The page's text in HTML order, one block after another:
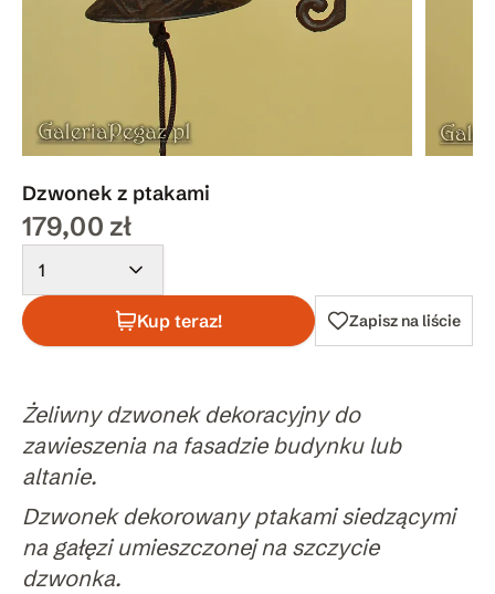
Dzwonek z ptakami
179,00 zł
1
Kup teraz! Zapisz na liście
Żeliwny dzwonek dekoracyjny do
zawieszenia na fasadzie budynku lub
altanie.
Dzwonek dekorowany ptakami siedzącymi
na gałęzi umieszczonej na szczycie
dzwonka.